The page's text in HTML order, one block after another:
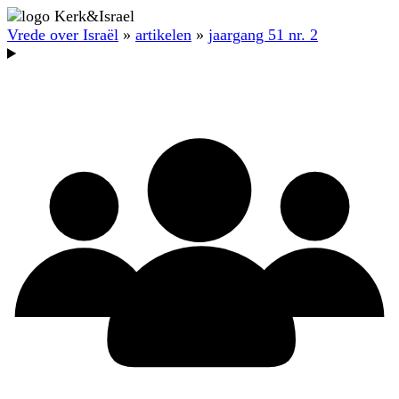
Vrede over Israël » artikelen » jaargang 51 nr. 2